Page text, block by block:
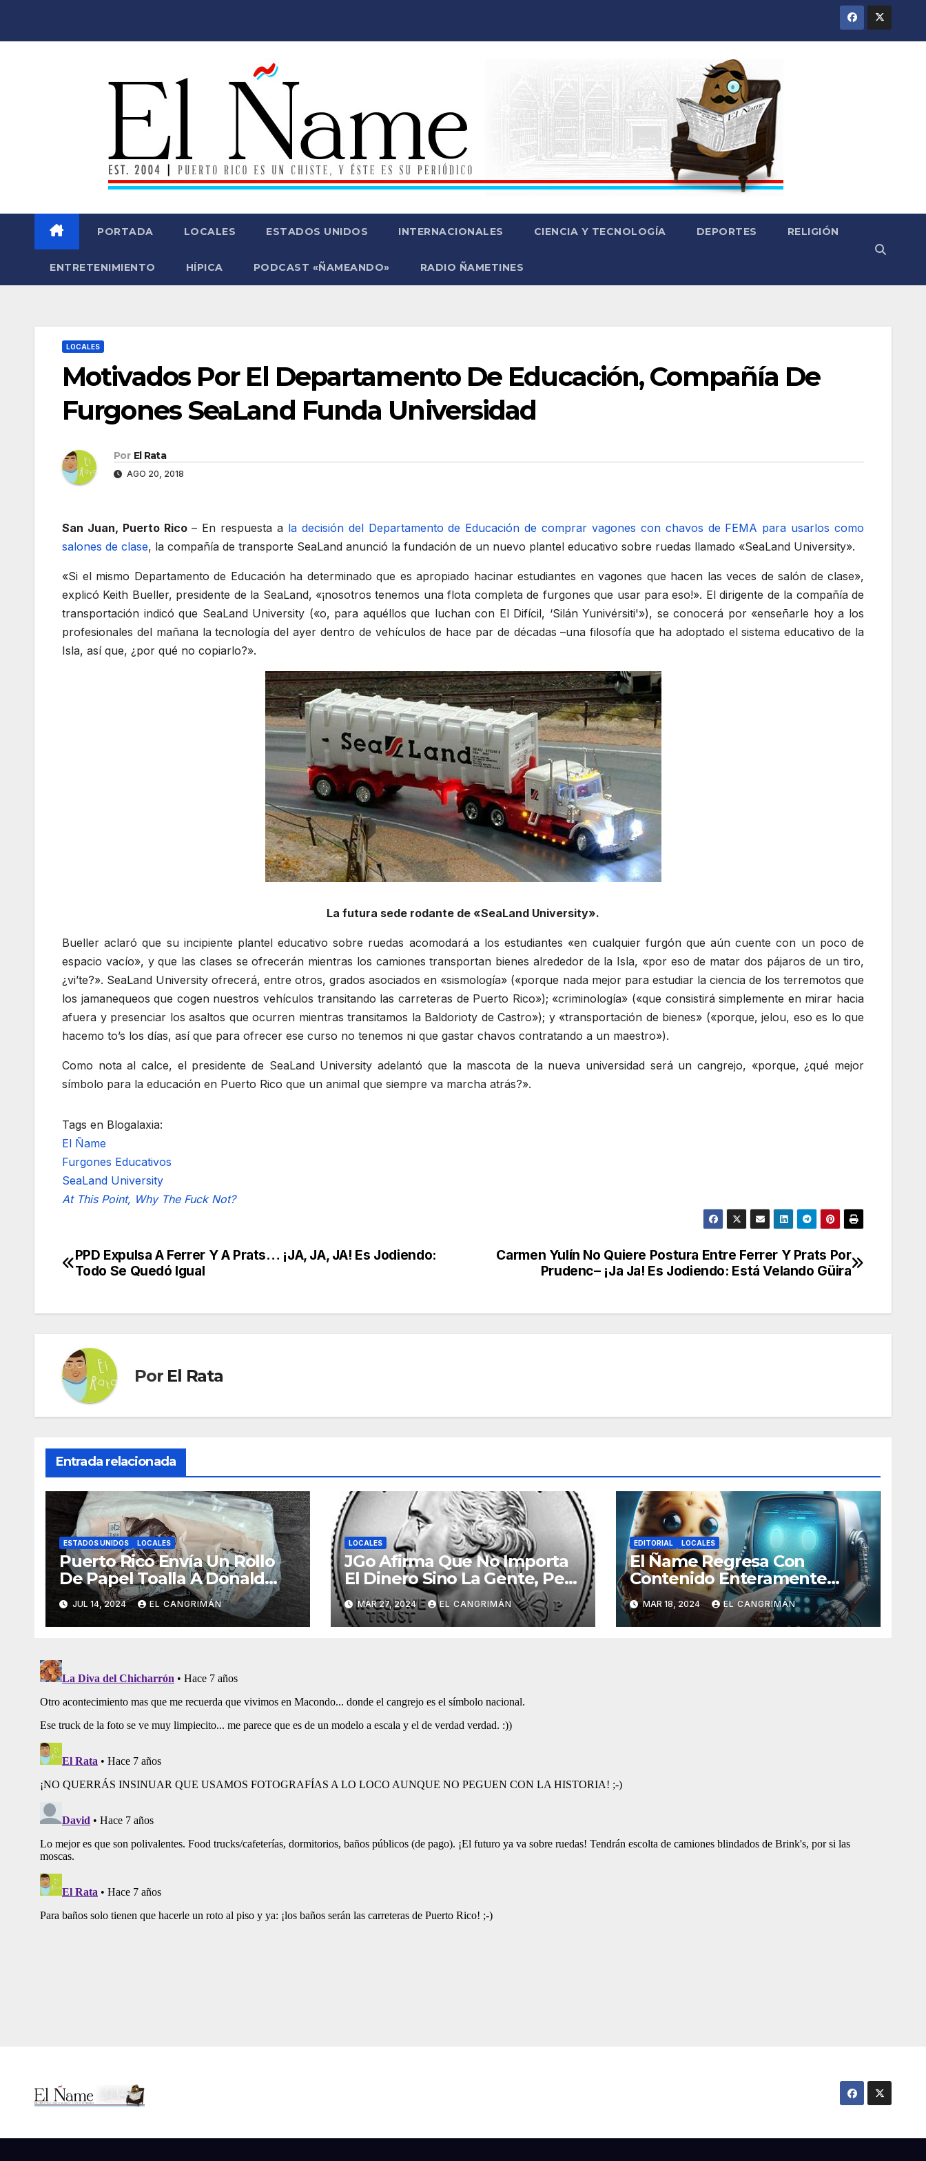
PORTADA LOCALES ESTADOS UNIDOS INTERNACIONALES CIENCIA Y TECNOLOGÍA DEPORTES RELIGIÓN
ENTRETENIMIENTO HÍPICA PODCAST «ÑAMEANDO» RADIO ÑAMETINES
LOCALES
Motivados Por El Departamento De Educación, Compañía De
Furgones SeaLand Funda Universidad
Por El Rata
AGO 20, 2018
San Juan, Puerto Rico– En respuesta a la decisión del Departamento de Educación de comprar vagones con chavos de FEMA para usarlos como
salones de clase, la compañía de transporte SeaLand anunció la fundación de un nuevo plantel educativo sobre ruedas llamado «SeaLand University».
«Si el mismo Departamento de Educación ha determinado que es apropiado hacinar estudiantes en vagones que hacen las veces de salón de clase»,
explicó Keith Bueller, presidente de la SeaLand, «¡nosotros tenemos una flota completa de furgones que usar para eso!». El dirigente de la compañía de
transportación indicó que SeaLand University («o, para aquéllos que luchan con El Difícil, ‘Silán Yunivérsiti'»), se conocerá por «enseñarle hoy a los
profesionales del mañana la tecnología del ayer dentro de vehículos de hace par de décadas –una filosofía que ha adoptado el sistema educativo de la
Isla, así que, ¿por qué no copiarlo?».
La futura sede rodante de «SeaLand University».
Bueller aclaró que su incipiente plantel educativo sobre ruedas acomodará a los estudiantes «en cualquier furgón que aún cuente con un poco de
espacio vacío», y que las clases se ofrecerán mientras los camiones transportan bienes alrededor de la Isla, «por eso de matar dos pájaros de un tiro,
¿vi’te?». SeaLand University ofrecerá, entre otros, grados asociados en «sismología» («porque nada mejor para estudiar la ciencia de los terremotos que
los jamanequeos que cogen nuestros vehículos transitando las carreteras de Puerto Rico»); «criminología» («que consistirá simplemente en mirar hacia
afuera y presenciar los asaltos que ocurren mientras transitamos la Baldorioty de Castro»); y «transportación de bienes» («porque, jelou, eso es lo que
hacemo to’s los días, así que para ofrecer ese curso no tenemos ni que gastar chavos contratando a un maestro»).
Como nota al calce, el presidente de SeaLand University adelantó que la mascota de la nueva universidad será un cangrejo, «porque, ¿qué mejor
símbolo para la educación en Puerto Rico que un animal que siempre va marcha atrás?».
Tags en Blogalaxia:
El Ñame
Furgones Educativos
SeaLand University
At This Point, Why The Fuck Not?
Navegación
entradas
Carmen Yulín No Quiere Postura Entre Ferrer Y Prats Por
Prudenc– ¡Ja Ja! Es Jodiendo: Está Velando Güira
PPD Expulsa A Ferrer Y A Prats… ¡JA, JA, JA! Es Jodiendo:
Todo Se Quedó Igual
Por El Rata
Entrada relacionada
ESTADOS UNIDOS LOCALES
Puerto Rico Envía Un Rollo
De Papel Toalla A Donald
Trump Pa’ Que Use Las Hojas
De Curita
JUL 14, 2024 EL CANGRIMÁN
LOCALES
JGo Afirma Que No Importa
El Dinero Sino La Gente, Pero
Pregunta: «¿De Verdad No
Tendrán Una Pejetita?»
MAR 27, 2024 EL CANGRIMÁN
EDITORIAL LOCALES
El Ñame Regresa Con
Contenido Enteramente
Generado Por Inteligencia
Artificial
MAR 18, 2024 EL CANGRIMÁN